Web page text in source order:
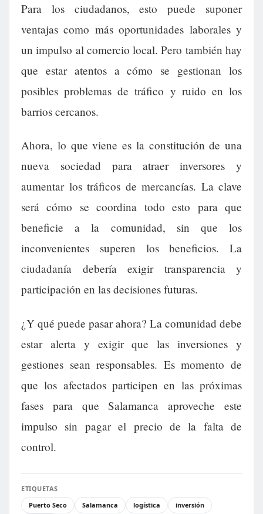
Para los ciudadanos, esto puede suponer
ventajas como más oportunidades laborales y
un impulso al comercio local. Pero también hay
que estar atentos a cómo se gestionan los
posibles problemas de tráfico y ruido en los
barrios cercanos.
Ahora, lo que viene es la constitución de una
nueva sociedad para atraer inversores y
aumentar los tráficos de mercancías. La clave
será cómo se coordina todo esto para que
beneficie a la comunidad, sin que los
inconvenientes superen los beneficios. La
ciudadanía debería exigir transparencia y
participación en las decisiones futuras.
¿Y qué puede pasar ahora? La comunidad debe
estar alerta y exigir que las inversiones y
gestiones sean responsables. Es momento de
que los afectados participen en las próximas
fases para que Salamanca aproveche este
impulso sin pagar el precio de la falta de
control.
ETIQUETAS
Puerto Seco
Salamanca logística
inversión